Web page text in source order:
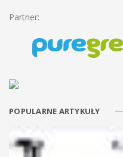
Partner:
POPULARNE ARTYKUŁY